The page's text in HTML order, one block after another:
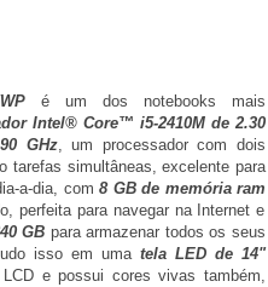
é um dos notebooks mais
Intel® Core™ i5-2410M de 2.30
GHz, um processador com dois
tarefas simultâneas, excelente para
a-dia, com8 GB de memória ram
perfeita para navegar na Internet e
GB para armazenar todos os seus
isso em umatela LED de 14"
e possui cores vivas também,